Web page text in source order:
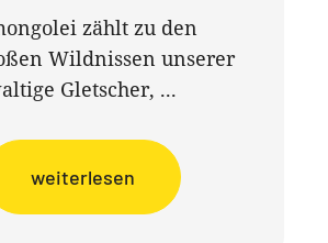
zählt zu den
Wildnissen unserer
Gletscher, ...
weiterlesen